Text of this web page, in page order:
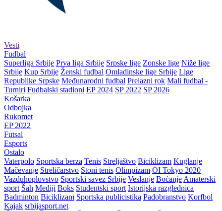
Vesti
Fudbal
Superliga Srbije Prva liga Srbije Srpske lige Zonske lige Niže lige
Srbije Kup Srbije Ženski fudbal Omladinske lige Srbije Lige
Republike Srpske Međunarodni fudbal Prelazni rok Mali fudbal -
Turniri Fudbalski stadioni EP 2024 SP 2022 SP 2026
Košarka
Odbojka
Rukomet
EP 2022
Futsal
Esports
Ostalo
Vaterpolo Sportska berza Tenis Streljaštvo Biciklizam Kuglanje
Mačevanje Streličarstvo Stoni tenis Olimpizam OI Tokyo 2020
Vazduhoplovstvo Sportski savez Srbije Veslanje Boćanje Amaterski
sport Šah Mediji Boks Studentski sport Istorijska razglednica
Badminton Biciklizam Sportska publicistika Padobranstvo Korfbol
Kajak srbijasport.net